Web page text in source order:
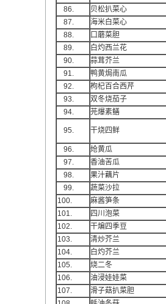
86.
贝松扒菜心
87.
海米白菜心
88.
口蘑菜胆
89.
白灼西兰花
90.
蒜茸芥兰
91.
鸭黄焗南瓜
92.
枸杞百合西芹
93.
双冬烧茄子
94.
芫爆素鳝
95. 干烧四鲜
96.
炝黄瓜
97.
香油苦瓜
98.
果汁藕片
99.
蔬菜沙拉
100.
麻酱笋条
101.
四川泡菜
102.
干煸四季豆
103.
清炒芥兰
104.
白灼芥兰
105.
烧二冬
106.
油浸娃娃菜
107.
滑子菇扒菜胆